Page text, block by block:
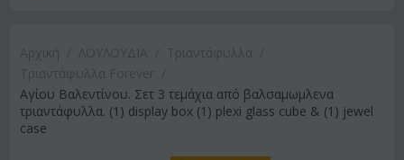
Αγίου Βαλεντίνου. Σετ 3 τεμάχια από βαλσαμωμλενα
τριαντάφυλλα. (1) display box (1) plexi glass cube & (1) jewel
case